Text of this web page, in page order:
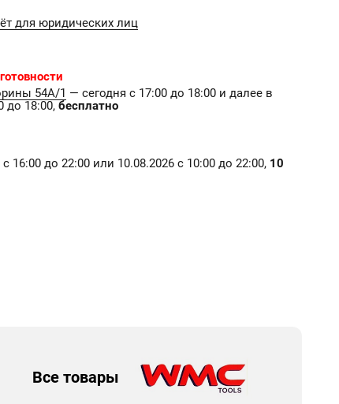
для юридических лиц
54А/1 — сегодня с 17:00 до 18:00 и далее в
до 18:00, бесплатно
16:00 до 22:00 или 10.08.2026 с 10:00 до 22:00, 10
Все товары